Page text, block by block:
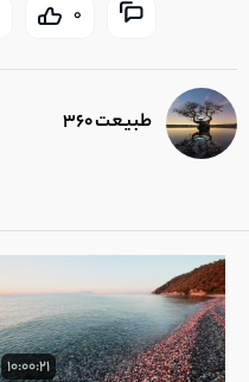
0
طبیعت 360
10:00:21